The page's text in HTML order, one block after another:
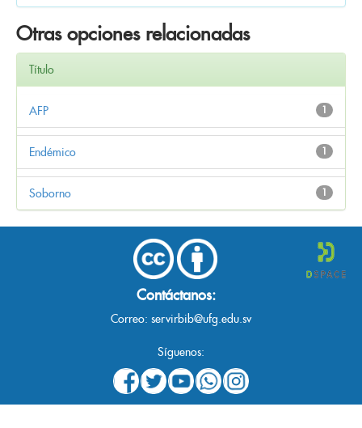
Otras opciones relacionadas
Título
1
AFP
1
Endémico
1
Soborno
Contáctanos:
Correo: servirbib@ufg.edu.sv
Síguenos: